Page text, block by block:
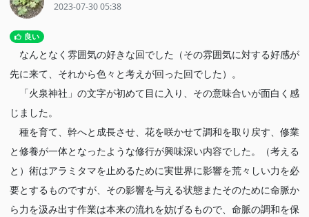
2023-07-30 05:38
良い
なんとなく雰囲気の好きな回でした（その雰囲気に対する好感が
先に来て、それから色々と考えが回った回でした）。
「火泉神社」の文字が初めて目に入り、その意味合いが面白く感
じました。
種を育て、幹へと成長させ、花を咲かせて調和を取り戻す、修業
と修養が一体となったような修行が興味深い内容でした。（考える
と）術はアラミタマを止めるために実世界に影響を荒々しい力を必
要とするものですが、その影響を与える状態またそのために命脈か
ら力を汲み出す作業は本来の流れを妨げるもので、命脈の調和を保